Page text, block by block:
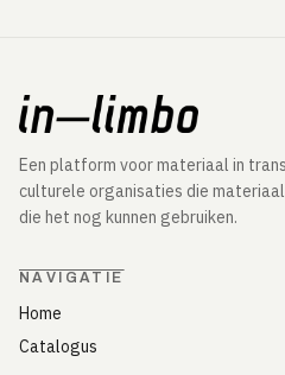
Een platform voor materiaal in
culturele organisaties die
die het nog kunnen gebruiken.
NAVIGATIE
Home
Catalogus